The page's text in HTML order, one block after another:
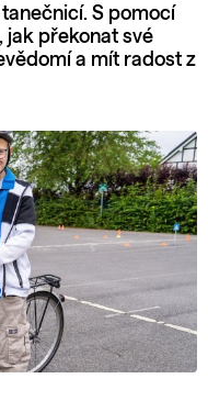
S pomocí
jak překonat své
a mít radost z